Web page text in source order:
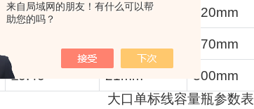
来自局域网的朋友！有什么可以帮
助您的吗？
±0.15 15mm 220mm
270mm
±0.40 21mm 300mm
大口单标线容量瓶参数表